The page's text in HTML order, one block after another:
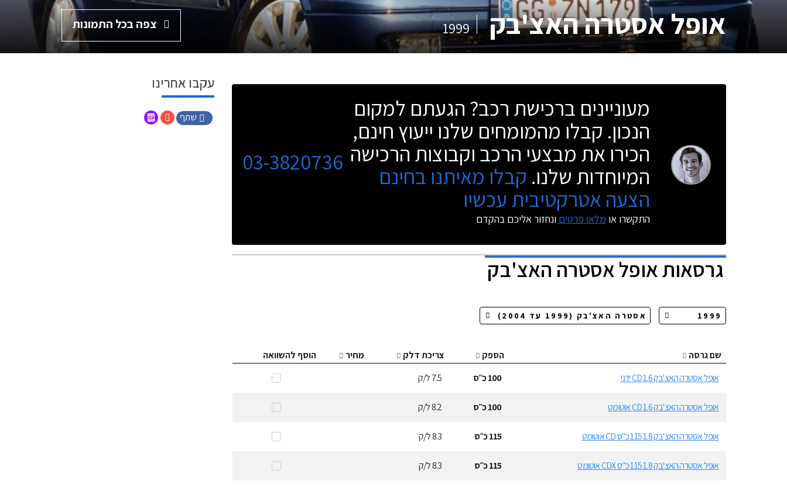
אופל אסטרה האצ'בק 1999 צפה בכל התמונות
מעוניינים ברכישת רכב? הגעתם למקום
הנכון. קבלו מהמומחים שלנו ייעוץ חינם,
הכירו את מבצעי הרכב וקבוצות הרכישה
המיוחדות שלנו. קבלו מאיתנו בחינם
הצעה אטרקטיבית עכשיו
התקשרו או מלאו פרטים ונחזור אליכם בהקדם
03-3820736
גרסאותאופל אסטרה האצ'בק
שם גרסה הספק צריכת דלק מחיר
הוסף להשוואה
אופל אסטרה האצ'בק 1.6 CD ידני
100כ״ס 7.5ל/ק
אופל אסטרה האצ'בק 1.6 CD אוטומט 100כ״ס 8.2ל/ק
אופל אסטרה האצ'בק 1.8 115 כ"ס CD אוטומט 115כ״ס 8.3ל/ק
אופל אסטרה האצ'בק 1.8 115 כ"ס CDX אוטומט 115כ״ס 8.3ל/ק
עקבו אחרינו
שתף